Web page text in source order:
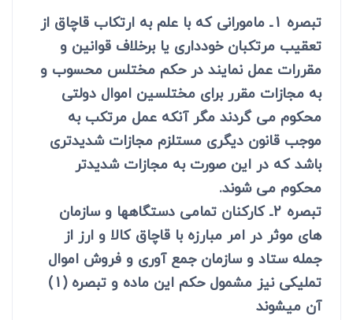
تبصره 1ـ مامورانی که با علم به ارتکاب قاچاق از
تعقیب مرتکبان خودداری یا برخلاف قوانین و
مقررات عمل نمایند در حکم مختلس محسوب و
به مجازات مقرر برای مختلسین اموال دولتی
محکوم می گردند مگر آنکه عمل مرتکب به
موجب قانون دیگری مستلزم مجازات شدیدتری
باشد که در این صورت به مجازات شدیدتر
محکوم می شوند.
تبصره 2ـ کارکنان تمامی دستگاهها و سازمان
های موثر در امر مبارزه با قاچاق کالا و ارز از
جمله ستاد و سازمان جمع آوری و فروش اموال
تملیکی نیز مشمول حکم این ماده و تبصره (1)
آن می­شوند